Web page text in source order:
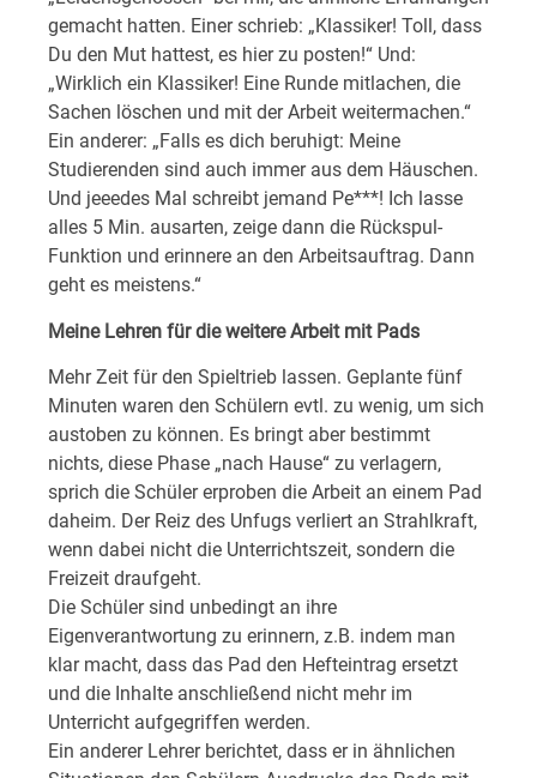
gemacht hatten. Einer schrieb: „Klassiker! Toll, dass
Du den Mut hattest, es hier zu posten!“ Und:
„Wirklich ein Klassiker! Eine Runde mitlachen, die
Sachen löschen und mit der Arbeit weitermachen.“
Ein anderer: „Falls es dich beruhigt: Meine
Studierenden sind auch immer aus dem Häuschen.
Und jeeedes Mal schreibt jemand Pe***! Ich lasse
alles 5 Min. ausarten, zeige dann die Rückspul-
Funktion und erinnere an den Arbeitsauftrag. Dann
geht es meistens.“
Meine Lehren für die weitere Arbeit mit Pads
Mehr Zeit für den Spieltrieb lassen. Geplante fünf
Minuten waren den Schülern evtl. zu wenig, um sich
austoben zu können. Es bringt aber bestimmt
nichts, diese Phase „nach Hause“ zu verlagern,
sprich die Schüler erproben die Arbeit an einem Pad
daheim. Der Reiz des Unfugs verliert an Strahlkraft,
wenn dabei nicht die Unterrichtszeit, sondern die
Freizeit draufgeht.
Die Schüler sind unbedingt an ihre
Eigenverantwortung zu erinnern, z.B. indem man
klar macht, dass das Pad den Hefteintrag ersetzt
und die Inhalte anschließend nicht mehr im
Unterricht aufgegriffen werden.
Ein anderer Lehrer berichtet, dass er in ähnlichen